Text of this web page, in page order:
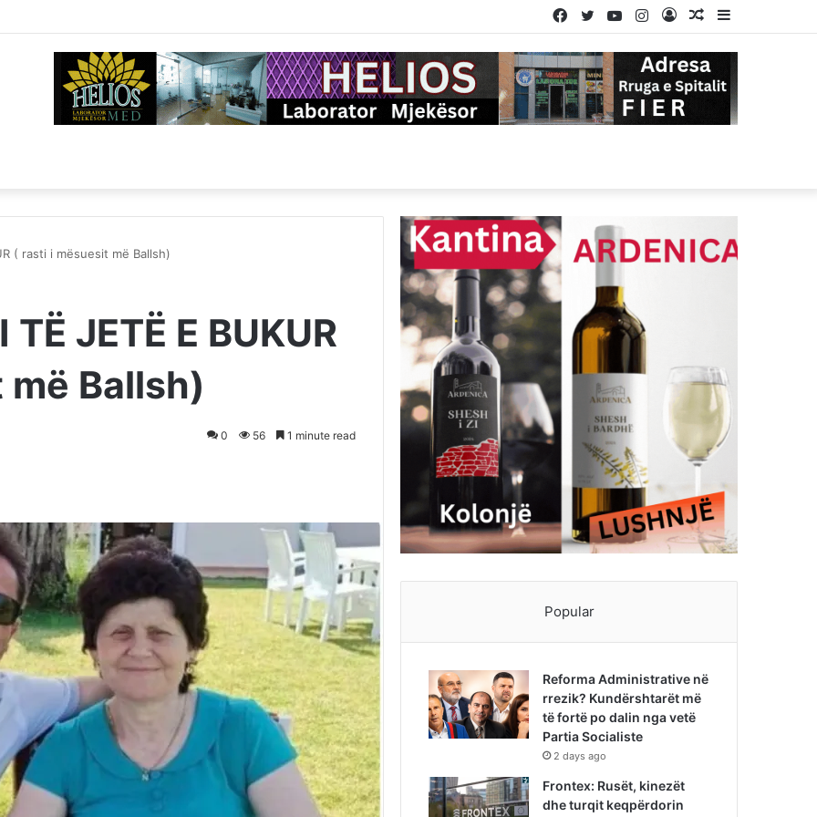
Sidebar
Random
Log
Instagram
YouTube
Twitter
Facebook
( rasti i mësuesit më Ballsh)
JETË E BUKUR
Ballsh)
0 56 1 minute read
Popular
Reforma Administrative në
rrezik? Kundërshtarët më
të fortë po dalin nga vetë
Partia Socialiste
2 days ago
Frontex: Rusët, kinezët
dhe turqit keqpërdorin